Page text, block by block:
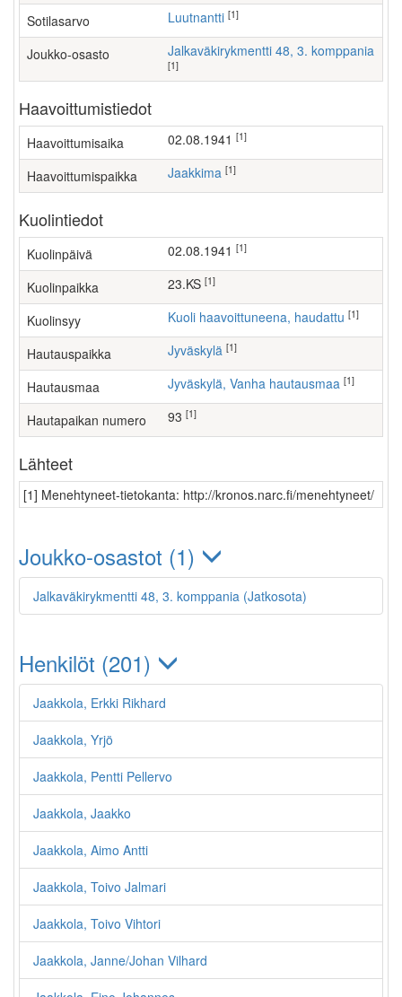
Sotilasarvo Luutnantti [1]
Joukko-osasto Jalkaväkirykmentti 48, 3. komppania
[1]
Haavoittumistiedot
Haavoittumisaika 02.08.1941 [1]
Haavoittumispaikka Jaakkima [1]
Kuolintiedot
Kuolinpäivä 02.08.1941 [1]
Kuolinpaikka 23.KS [1]
Kuolinsyy Kuoli haavoittuneena, haudattu [1]
Hautauspaikka Jyväskylä [1]
Hautausmaa Jyväskylä, Vanha hautausmaa [1]
Hautapaikan numero 93 [1]
Lähteet
[1] Menehtyneet-tietokanta: http://kronos.narc.fi/menehtyneet/
Joukko-osastot (1)
Jalkaväkirykmentti 48, 3. komppania (Jatkosota)
Henkilöt (201)
Jaakkola, Erkki Rikhard
Jaakkola, Yrjö
Jaakkola, Pentti Pellervo
Jaakkola, Jaakko
Jaakkola, Aimo Antti
Jaakkola, Toivo Jalmari
Jaakkola, Toivo Vihtori
Jaakkola, Janne/Johan Vilhard